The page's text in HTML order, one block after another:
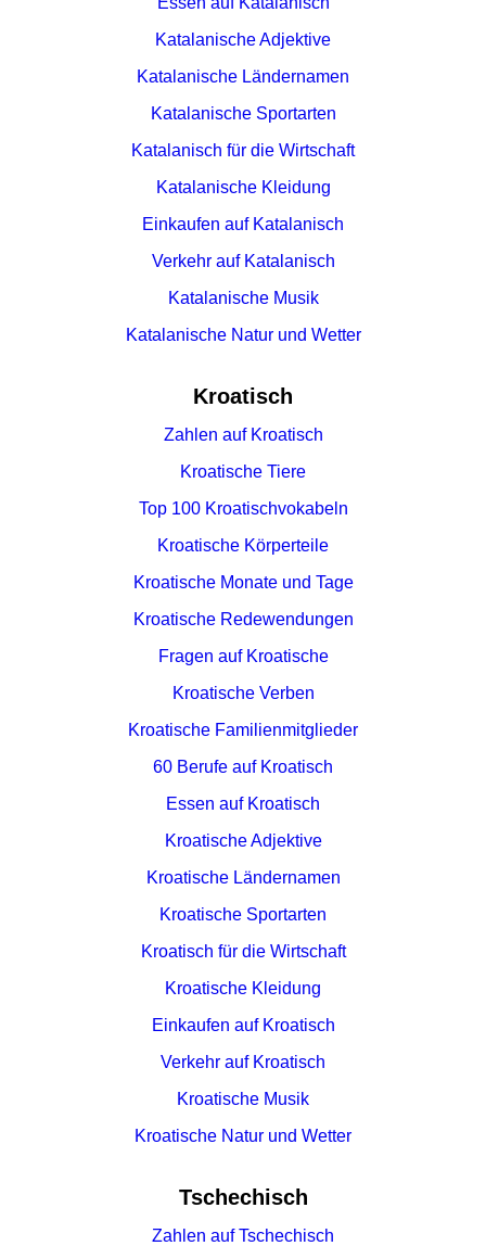
Katalanische Adjektive
Katalanische Ländernamen
Katalanische Sportarten
Katalanisch für die Wirtschaft
Katalanische Kleidung
Einkaufen auf Katalanisch
Verkehr auf Katalanisch
Katalanische Musik
Katalanische Natur und Wetter
Kroatisch
Zahlen auf Kroatisch
Kroatische Tiere
Top 100 Kroatischvokabeln
Kroatische Körperteile
Kroatische Monate und Tage
Kroatische Redewendungen
Fragen auf Kroatische
Kroatische Verben
Kroatische Familienmitglieder
60 Berufe auf Kroatisch
Essen auf Kroatisch
Kroatische Adjektive
Kroatische Ländernamen
Kroatische Sportarten
Kroatisch für die Wirtschaft
Kroatische Kleidung
Einkaufen auf Kroatisch
Verkehr auf Kroatisch
Kroatische Musik
Kroatische Natur und Wetter
Tschechisch
Zahlen auf Tschechisch